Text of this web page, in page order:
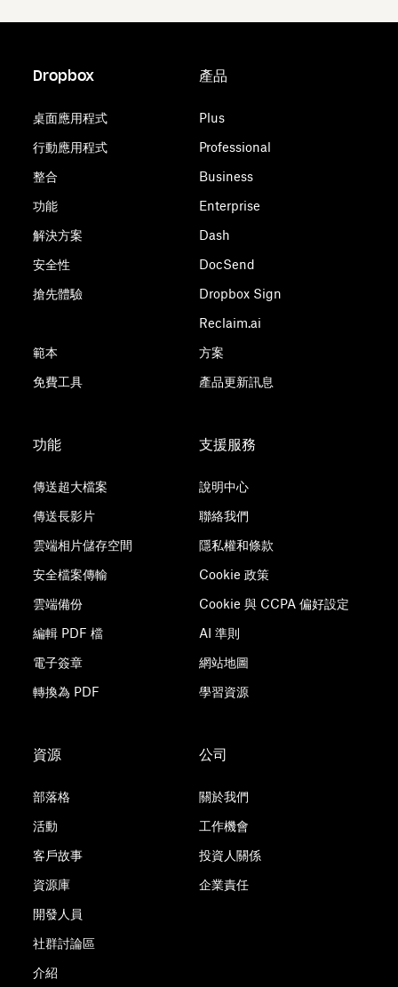
Dropbox
桌面應用程式
行動應用程式
整合
功能
解決方案
安全性
搶先體驗
範本
免費工具
產品
Plus
Professional
Business
Enterprise
Dash
DocSend
Dropbox Sign
Reclaim.ai
方案
產品更新訊息
功能
傳送超大檔案
傳送長影片
雲端相片儲存空間
安全檔案傳輸
雲端備份
編輯 PDF 檔
電子簽章
轉換為 PDF
支援服務
說明中心
聯絡我們
隱私權和條款
Cookie 政策
Cookie 與 CCPA 偏好設定
AI 準則
網站地圖
學習資源
資源
部落格
活動
客戶故事
資源庫
開發人員
社群討論區
介紹
公司
關於我們
工作機會
投資人關係
企業責任